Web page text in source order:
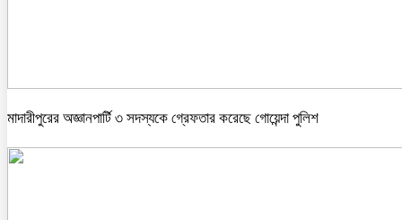
মাদারীপুরের অজ্ঞানপার্টি ৩ সদস্যকে গ্রেফতার করেছে গোয়েন্দা পুলিশ